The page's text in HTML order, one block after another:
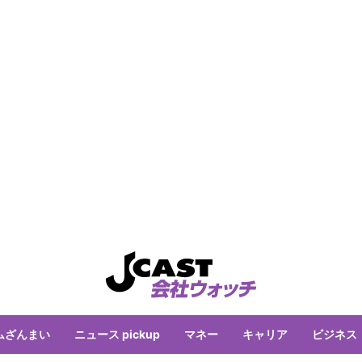
ざんまい ニュース pickup マネー キャリア ビジネス